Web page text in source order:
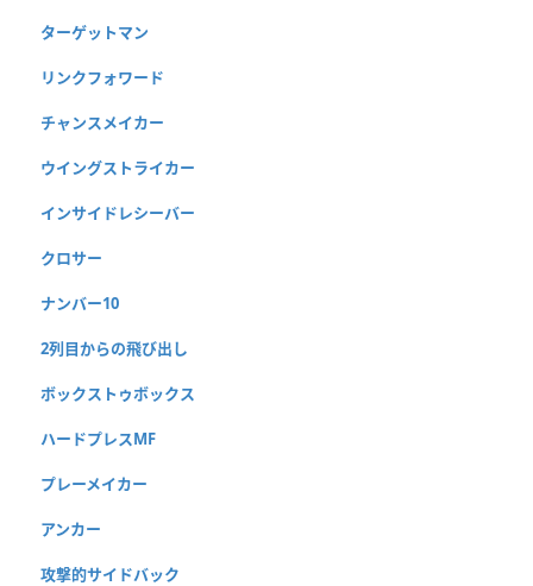
ターゲットマン
リンクフォワード
チャンスメイカー
ウイングストライカー
インサイドレシーバー
クロサー
ナンバー10
2列目からの飛び出し
ボックストゥボックス
ハードプレスMF
プレーメイカー
アンカー
攻撃的サイドバック